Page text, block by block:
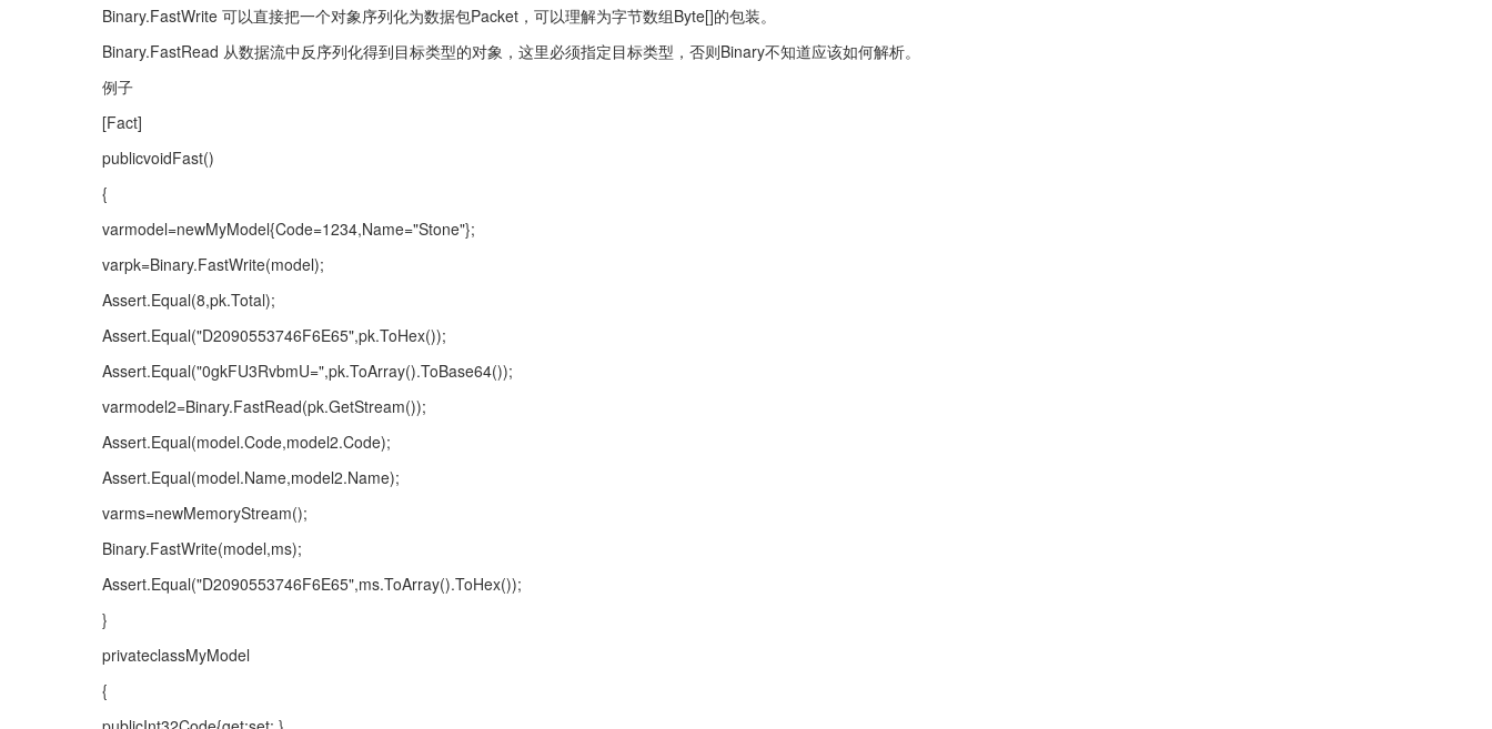
Binary.FastWrite 可以直接把一个对象序列化为数据包Packet，可以理解为字节数组Byte[]的包装。
Binary.FastRead 从数据流中反序列化得到目标类型的对象，这里必须指定目标类型，否则Binary不知道应该如何解析。
例子
[Fact]
publicvoidFast()
{
varmodel=newMyModel{Code=1234,Name="Stone"};
varpk=Binary.FastWrite(model);
Assert.Equal(8,pk.Total);
Assert.Equal("D2090553746F6E65",pk.ToHex());
Assert.Equal("0gkFU3RvbmU=",pk.ToArray().ToBase64());
varmodel2=Binary.FastRead(pk.GetStream());
Assert.Equal(model.Code,model2.Code);
Assert.Equal(model.Name,model2.Name);
varms=newMemoryStream();
Binary.FastWrite(model,ms);
Assert.Equal("D2090553746F6E65",ms.ToArray().ToHex());
}
privateclassMyModel
{